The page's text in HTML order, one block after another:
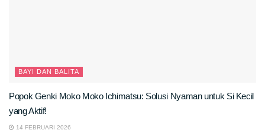
BAYI DAN BALITA
Popok Genki Moko Moko Ichimatsu: Solusi Nyaman untuk Si Kecil
yang Aktif!
14 FEBRUARI 2026